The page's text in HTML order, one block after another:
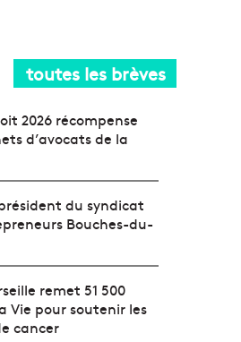
toutes les brèves
2026 récompense
d’avocats de la
du syndicat
Bouches-du-
remet 51 500
Vie pour soutenir les
cancer